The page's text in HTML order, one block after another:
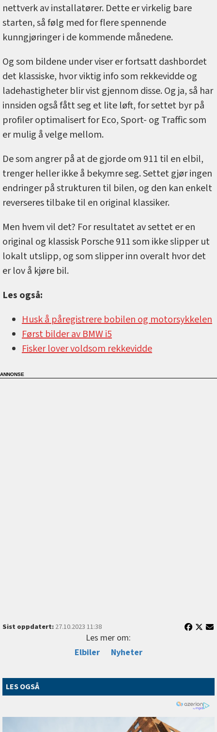
nettverk av installatører. Dette er virkelig bare
starten, så følg med for flere spennende
kunngjøringer i de kommende månedene.
Og som bildene under viser er fortsatt dashbordet
det klassiske, hvor viktig info som rekkevidde og
ladehastigheter blir vist gjennom disse. Og ja, så har
innsiden også fått seg et lite løft, for settet byr på
profiler optimalisert for Eco, Sport- og Traffic som
er mulig å velge mellom.
De som angrer på at de gjorde om 911 til en elbil,
trenger heller ikke å bekymre seg. Settet gjør ingen
endringer på strukturen til bilen, og den kan enkelt
reverseres tilbake til en original klassiker.
Men hvem vil det? For resultatet av settet er en
original og klassisk Porsche 911 som ikke slipper ut
lokalt utslipp, og som slipper inn overalt hvor det
er lov å kjøre bil.
Les også:
Husk å påregistrere bobilen og motorsykkelen
Først bilder av BMW i5
Fisker lover voldsom rekkevidde
Sist oppdatert:27.10.2023 11:38
Les mer om:
Elbiler
Nyheter
LES OGSÅ